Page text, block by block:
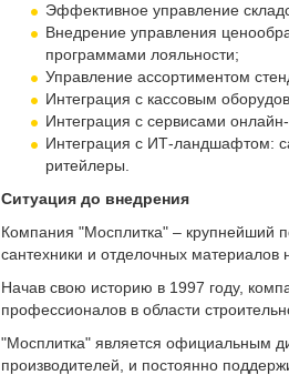
Эффективное управление
Внедрение управления
программами лояльности;
Управление ассортиментом
Интеграция с кассовым
Интеграция с сервисами
Интеграция с ИТ-ландшафтом:
ритейлеры.
Ситуация до внедрения
Компания "Мосплитка" – крупнейший
сантехники и отделочных материалов
Начав свою историю в 1997 году,
профессионалов в области
"Мосплитка" является официальным
производителей, и постоянно